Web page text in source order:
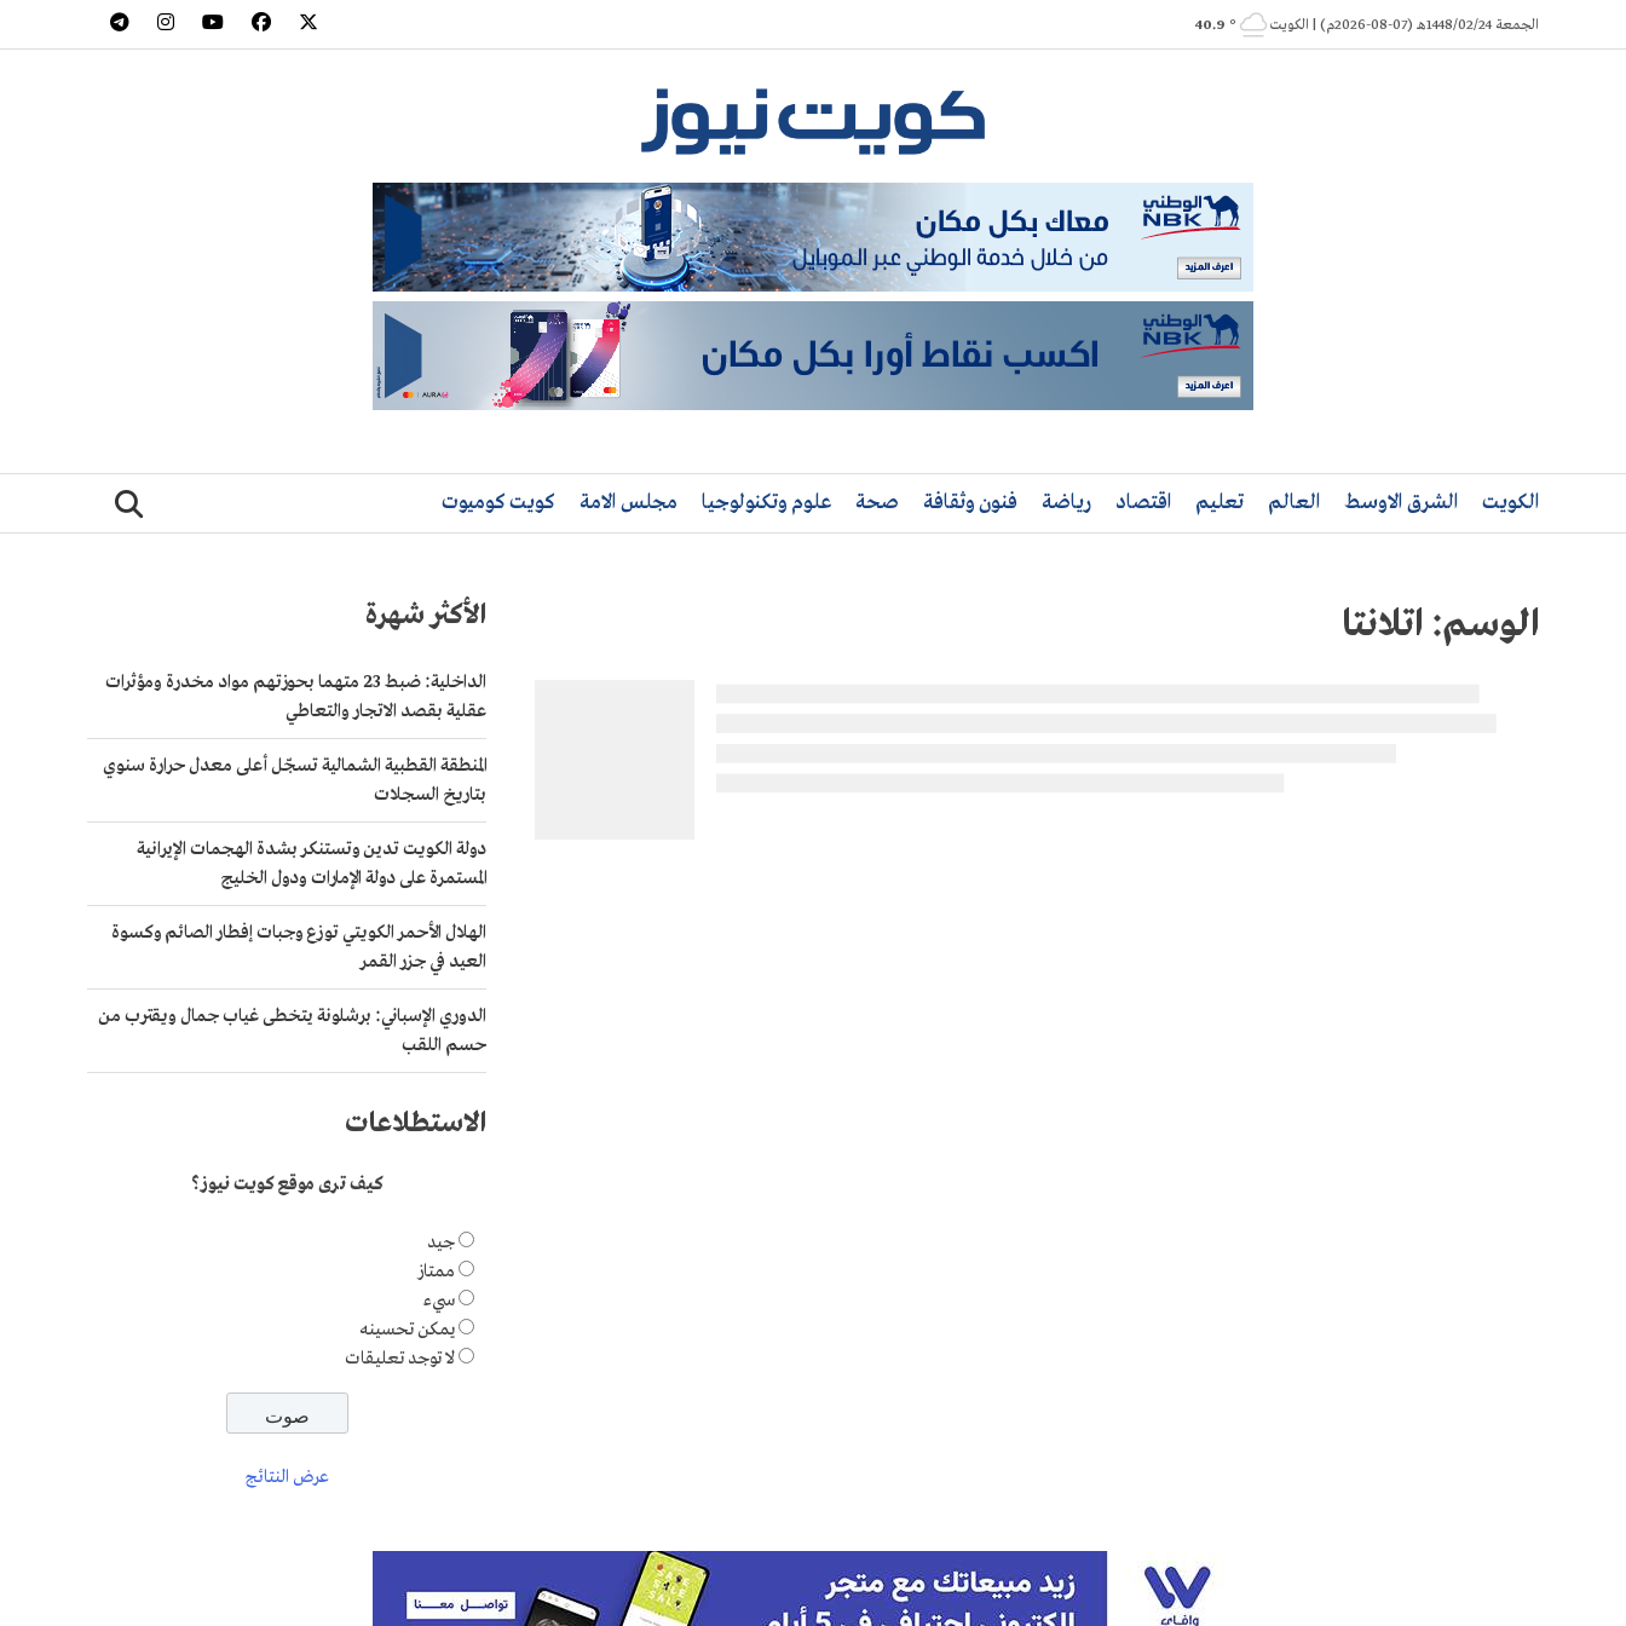
to
الجمعة 1448/02/24هـ (07-08-2026م) | الكويت ° 40.9
الكويت الشرق الاوسط العالم تعليم اقتصاد رياضة فنون وثقافة صحة علوم وتكنولوجيا مجلس الامة كويت كوميوت
الوسم: اتلانتا الأكثر شهرة
الداخلية: ضبط 23 متهما بحوزتهم مواد مخدرة ومؤثرات
عقلية بقصد الاتجار والتعاطي
المنطقة القطبية الشمالية تسجّل أعلى معدل حرارة سنوي
بتاريخ السجلات
دولة الكويت تدين وتستنكر بشدة الهجمات الإيرانية
المستمرة على دولة الإمارات ودول الخليج
الهلال الأحمر الكويتي توزع وجبات إفطار الصائم وكسوة
العيد في جزر القمر
الدوري الإسباني: برشلونة يتخطى غياب جمال ويقترب من
حسم اللقب
الاستطلاعات
كيف ترى موقع كويت نيوز؟
جيد
ممتاز
سيء
يمكن تحسينه
لا توجد تعليقات
عرض النتائج